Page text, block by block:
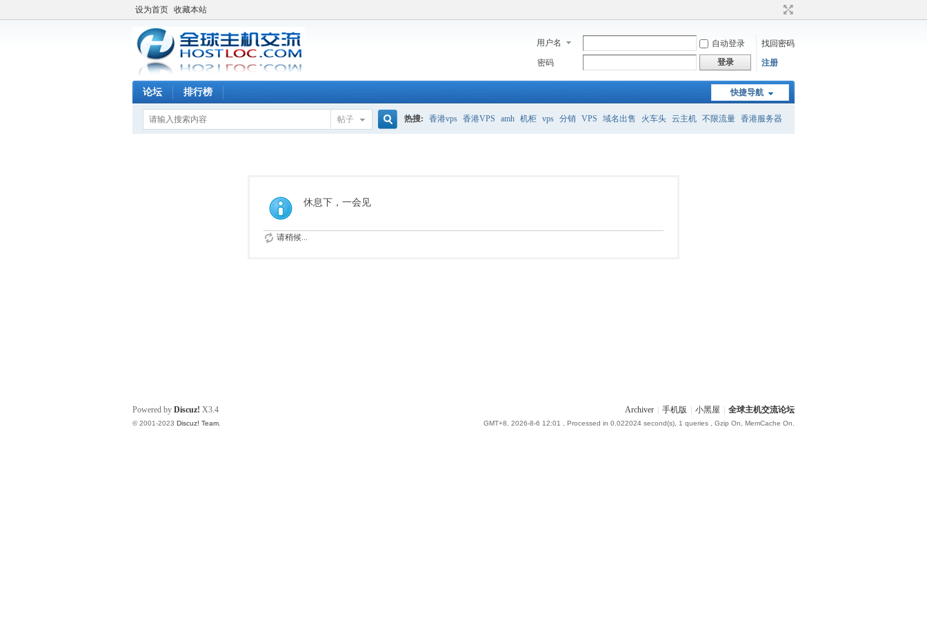
设为首页 收藏本站
用户名 自动登录
找回密码
密码
登录 注册
快捷导航
论坛 排行榜
帖子 热搜: 香港vps 香港VPS amh 机柜 vps 分销 VPS 域名出售 火车头 云主机 不限流量 香港服务器
休息下，一会见
请稍候...
Archiver 手机版 小黑屋 全球主机交流论坛
GMT+8, 2026-8-6 12:01 , Processed in 0.022024 second(s), 1 queries , Gzip On, MemCache On.
Powered by Discuz! X3.4
© 2001-2023 Discuz! Team